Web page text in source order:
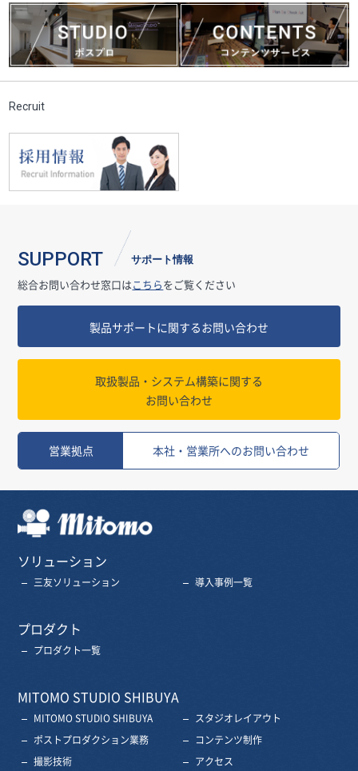
Recruit
SUPPORT サポート情報
総合お問い合わせ窓口はこちらをご覧ください
製品サポートに関するお問い合わせ
取扱製品・システム構築に関する
お問い合わせ
営業拠点 本社・営業所へのお問い合わせ
ソリューション
三友ソリューション 導入事例一覧
プロダクト
プロダクト一覧
MITOMO STUDIO SHIBUYA
MITOMO STUDIO SHIBUYA
スタジオレイアウト
ポストプロダクション業務
コンテンツ制作
撮影技術
アクセス